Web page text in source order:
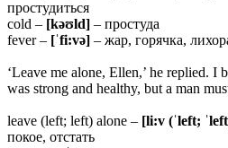
простудиться
cold – [kəʊld] – простуда
fever – [ˈfi:və] – жар, горячка,
‘Leave me alone, Ellen,’ he replied.
was strong and healthy, but a man
leave (left; left) alone – [li:v (ˈleft;
покое, отстать